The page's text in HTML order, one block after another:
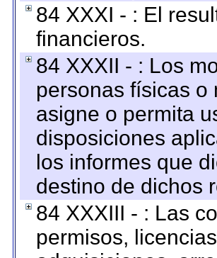
84 XXXI - : El
financieros.
84 XXXII - : Los
personas físicas o
asigne o permita
disposiciones
los informes que
destino de dichos
84 XXXIII - : Las
permisos,